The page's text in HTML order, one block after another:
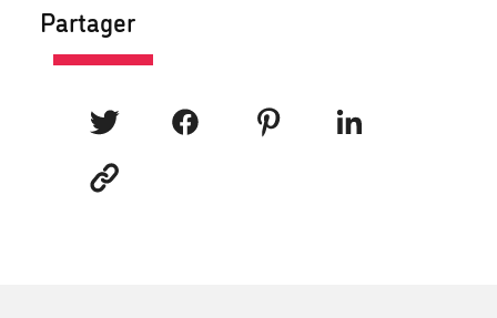
Partager